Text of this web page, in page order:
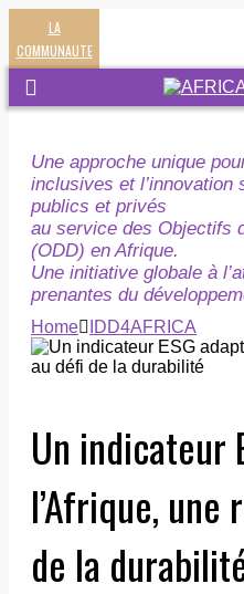
LA
COMMUNAUTE
Une approche unique
inclusives et l’innovation
publics et privés
au service des Objectifs
(ODD) en Afrique.
Une initiative globale à
prenantes du
Home IDD4AFRICA
Un indicateur
l’Afrique, une
de la